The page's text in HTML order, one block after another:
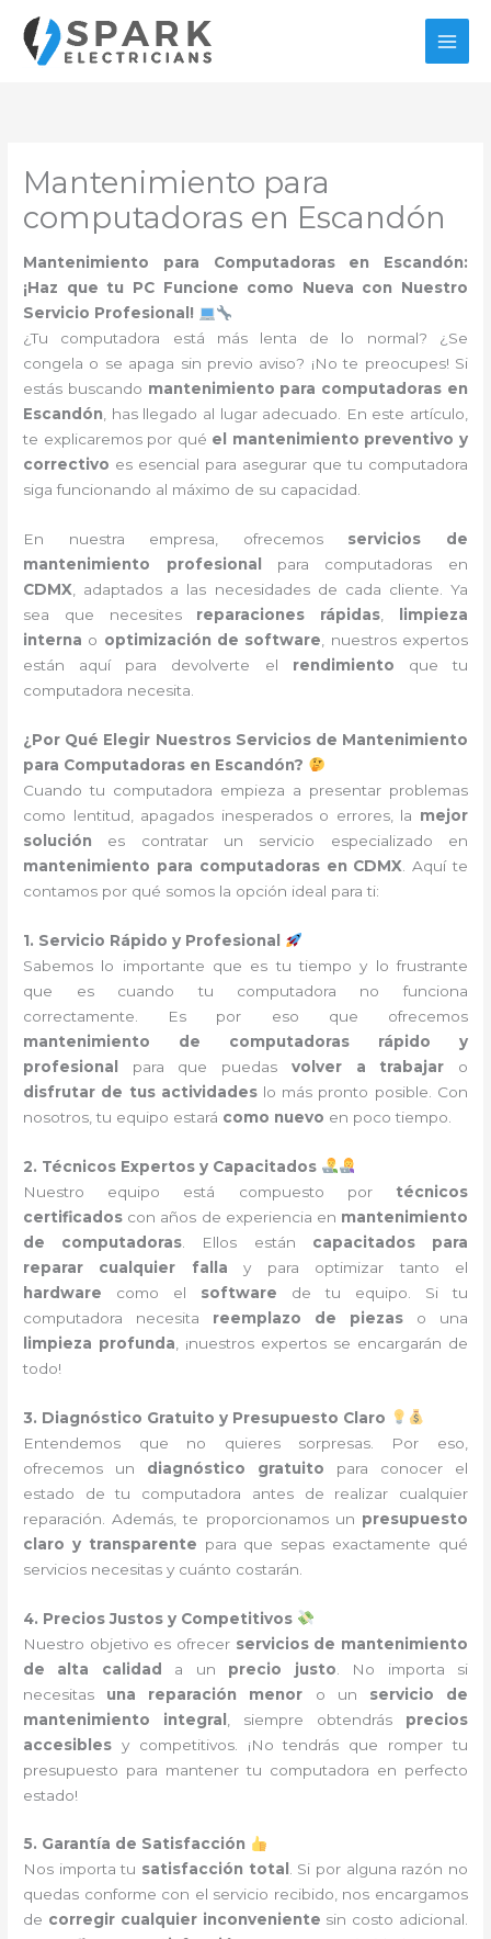
contenido
Mantenimiento para
computadoras en Escandón
Mantenimiento para Computadoras en Escandón:
¡Haz que tu PC Funcione como Nueva con Nuestro
Servicio Profesional!
¿Tu computadora está más lenta de lo normal? ¿Se
congela o se apaga sin previo aviso? ¡No te preocupes! Si
estás buscando mantenimiento para computadoras en
Escandón, has llegado al lugar adecuado. En este artículo,
te explicaremos por qué el mantenimiento preventivo y
correctivo es esencial para asegurar que tu computadora
siga funcionando al máximo de su capacidad.
En nuestra empresa, ofrecemos servicios de
mantenimiento profesional
para computadoras en
CDMX , adaptados a las necesidades de cada cliente. Ya
sea que necesites reparaciones rápidas
limpieza
interna o optimización de software , nuestros expertos
están aquí para devolverte el rendimiento que tu
computadora necesita.
¿Por Qué Elegir Nuestros Servicios de Mantenimiento
para Computadoras en Escandón?
Cuando tu computadora empieza a presentar problemas
como lentitud, apagados inesperados o errores, la mejor
solución es contratar un servicio especializado en
mantenimiento para computadoras en CDMX . Aquí te
contamos por qué somos la opción ideal para ti:
1. Servicio Rápido y Profesional
Sabemos lo importante que es tu tiempo y lo frustrante
que es cuando tu computadora no funciona
correctamente. Es por eso que ofrecemos
mantenimiento de computadoras rápido y
profesional
para que puedas volver a trabajar o
disfrutar de tus actividadeslo más pronto posible. Con
nosotros, tu equipo estará como nuevo en poco tiempo.
2. Técnicos Expertos y Capacitados
Nuestro equipo está compuesto por técnicos
certificados con años de experiencia en mantenimiento
de computadoras . Ellos están capacitados para
reparar cualquier falla y para optimizar tanto el
hardware como el software de tu equipo. Si tu
computadora necesita reemplazo de piezaso una
limpieza profunda , ¡nuestros expertos se encargarán de
todo!
3. Diagnóstico Gratuito y Presupuesto Claro
Entendemos que no quieres sorpresas. Por eso,
ofrecemos un diagnóstico gratuito para conocer el
estado de tu computadora antes de realizar cualquier
reparación. Además, te proporcionamos un presupuesto
claro y transparente para que sepas exactamente qué
servicios necesitas y cuánto costarán.
4. Precios Justos y Competitivos
Nuestro objetivo es ofrecer servicios de mantenimiento
de alta calidad a un precio justo . No importa si
necesitas una reparación menor o un servicio de
mantenimiento integral , siempre obtendrás precios
accesibles y competitivos. ¡No tendrás que romper tu
presupuesto para mantener tu computadora en perfecto
estado!
5. Garantía de Satisfacción
Nos importa tu satisfacción total . Si por alguna razón no
quedas conforme con el servicio recibido, nos encargamos
de corregir cualquier inconveniente sin costo adicional.